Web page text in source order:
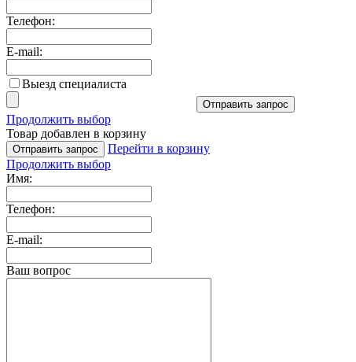
Телефон:
E-mail:
Выезд специалиста
Отправить запрос
Продолжить выбор
Товар добавлен в корзину
Отправить запрос
Перейти в корзину
Продолжить выбор
Имя:
Телефон:
E-mail:
Ваш вопрос